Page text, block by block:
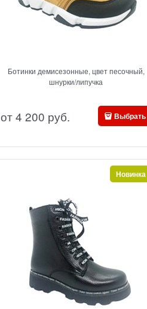
Ботинки демисезонные, цвет песочный,
шнурки/липучка
от4 200 руб. Выбрать
Новинка